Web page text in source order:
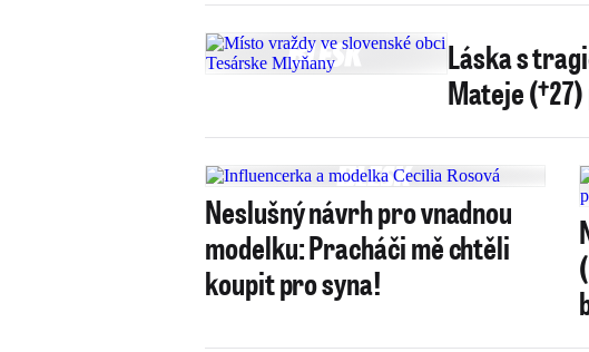
Láska s
Mateje
Neslušný návrh pro vnadnou
modelku: Pracháči mě chtěli
koupit pro syna!